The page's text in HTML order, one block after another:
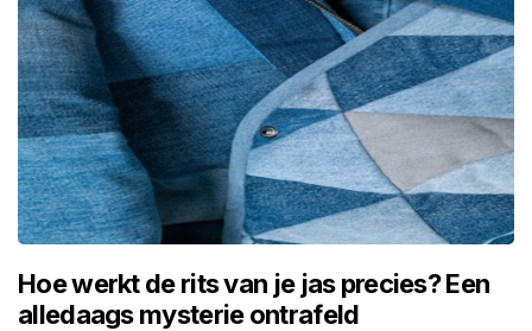
Hoe werkt de rits van je jas precies? Een
alledaags mysterie ontrafeld